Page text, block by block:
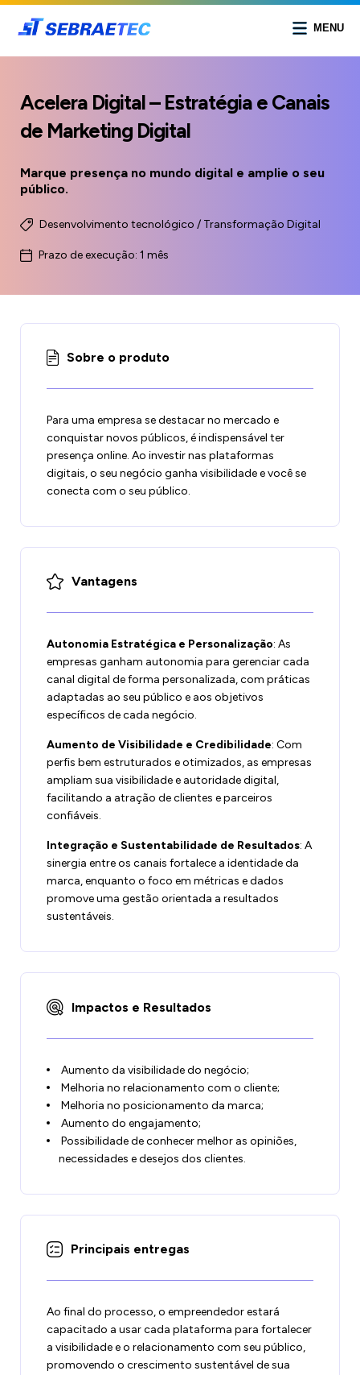
MENU
Acelera Digital – Estratégia e Canais
de Marketing Digital
Marque presença no mundo digital e amplie o seu
público.
Desenvolvimento tecnológico / Transformação Digital
Prazo de execução: 1 mês
Sobre o produto
Para uma empresa se destacar no mercado e
conquistar novos públicos, é indispensável ter
presença online. Ao investir nas plataformas
digitais, o seu negócio ganha visibilidade e você se
conecta com o seu público.
Vantagens
Autonomia Estratégica e Personalização: As
empresas ganham autonomia para gerenciar cada
canal digital de forma personalizada, com práticas
adaptadas ao seu público e aos objetivos
específicos de cada negócio.
Aumento de Visibilidade e Credibilidade: Com
perfis bem estruturados e otimizados, as empresas
ampliam sua visibilidade e autoridade digital,
facilitando a atração de clientes e parceiros
confiáveis.
Integração e Sustentabilidade de Resultados: A
sinergia entre os canais fortalece a identidade da
marca, enquanto o foco em métricas e dados
promove uma gestão orientada a resultados
sustentáveis.
Impactos e Resultados
Aumento da visibilidade do negócio;
Melhoria no relacionamento com o cliente;
Melhoria no posicionamento da marca;
Aumento do engajamento;
Possibilidade de conhecer melhor as opiniões,
necessidades e desejos dos clientes.
Principais entregas
Ao final do processo, o empreendedor estará
capacitado a usar cada plataforma para fortalecer
a visibilidade e o relacionamento com seu público,
promovendo o crescimento sustentável de sua